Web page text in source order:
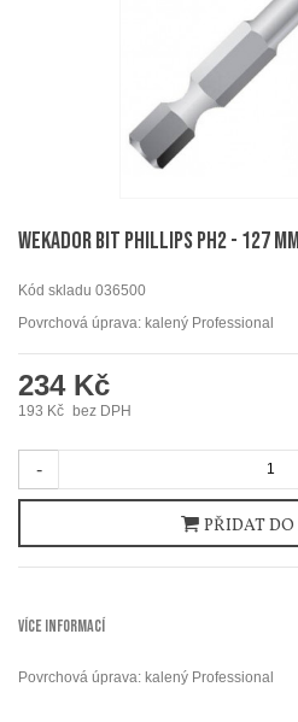
WEKADOR Bit Phillips PH2 - 127
Kód skladu 036500
Povrchová úprava: kalený Professional
234 Kč
193 Kč bez DPH
-
PŘIDAT
VÍCE INFORMACÍ
Povrchová úprava: kalený Professional